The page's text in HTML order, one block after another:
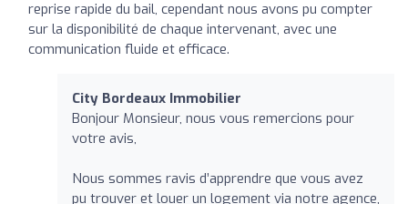
reprise rapide du bail, cependant nous avons pu compter
sur la disponibilité de chaque intervenant, avec une
communication fluide et efficace.
City Bordeaux Immobilier
Bonjour Monsieur, nous vous remercions pour
votre avis,
Nous sommes ravis d’apprendre que vous avez
pu trouver et louer un logement via notre agence,